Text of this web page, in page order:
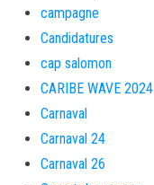
campagne
Candidatures
cap salomon
CARIBE WAVE 2024
Carnaval
Carnaval 24
Carnaval 26